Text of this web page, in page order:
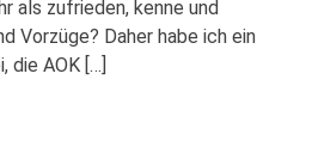
als zufrieden, kenne und
Vorzüge? Daher habe ich ein
die AOK […]